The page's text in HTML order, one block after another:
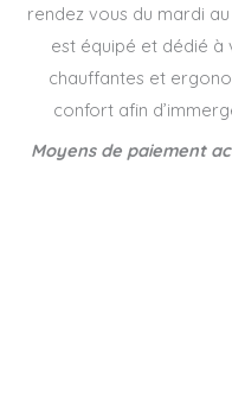
rendez vous du mardi
est équipé et dédié
chauffantes et
confort afin
Moyens de paiement